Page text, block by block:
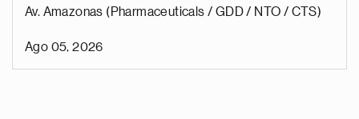
Av. Amazonas (Pharmaceuticals / GDD / NTO / CTS)
Ago 05, 2026